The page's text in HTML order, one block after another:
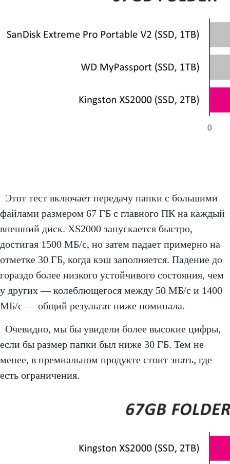
Этот тест включает передачу папки с большими
файлами размером 67 ГБ с главного ПК на каждый
внешний диск. XS2000 запускается быстро,
достигая 1500 МБ/с, но затем падает примерно на
отметке 30 ГБ, когда кэш заполняется. Падение до
гораздо более низкого устойчивого состояния, чем
у других — колеблющегося между 50 МБ/с и 1400
МБ/с — общий результат ниже номинала.
Очевидно, мы бы увидели более высокие цифры,
если бы размер папки был ниже 30 ГБ. Тем не
менее, в премиальном продукте стоит знать, где
есть ограничения.